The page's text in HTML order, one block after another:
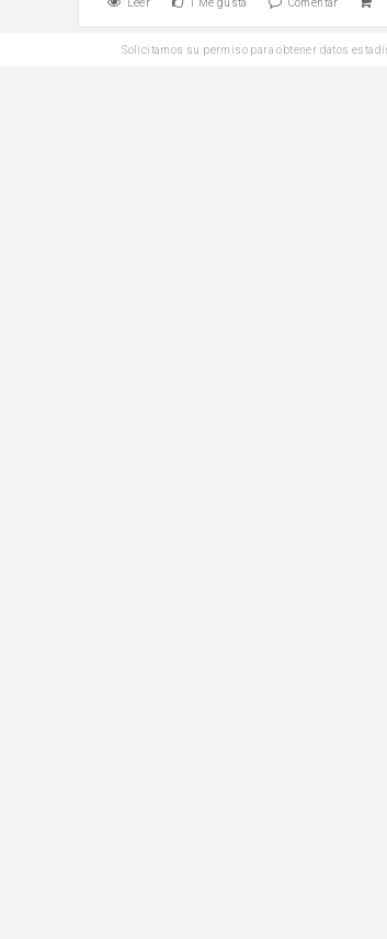
Leer 1 Me gusta Comentar
Postres
Solicitamos su permiso para obtener datos